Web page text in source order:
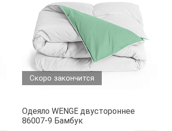
Скоро закончится
Одеяло WENGE двустороннее
86007-9 Бамбук